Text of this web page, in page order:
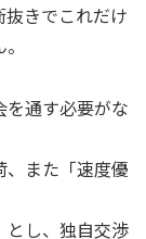
きでこれだけ
通す必要がな
また「速度優
とし、独自交渉